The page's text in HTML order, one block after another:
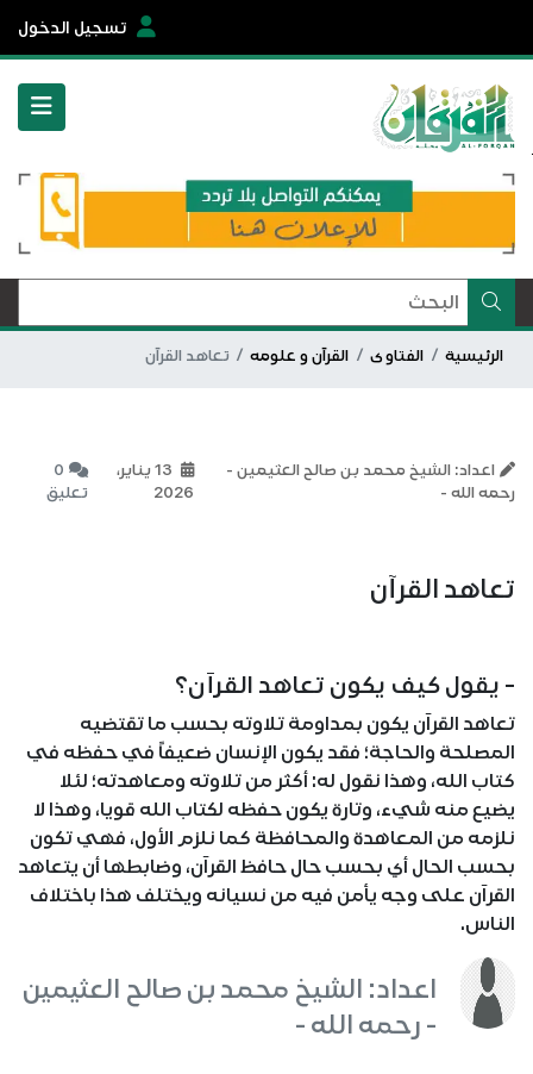
تسجيل الدخول
الرئيسية الفتاوى القرآن و علومه تعاهد القرآن
اعداد: الشيخ محمد بن صالح العثيمين -
رحمه الله -
13 يناير،
2026
0
تعليق
تعاهد القرآن
- يقول كيف يكون تعاهد القرآن؟
تعاهد القرآن يكون بمداومة تلاوته بحسب ما تقتضيه
المصلحة والحاجة؛ فقد يكون الإنسان ضعيفاً في حفظه في
كتاب الله، وهذا نقول له: أكثر من تلاوته ومعاهدته؛ لئلا
يضيع منه شيء، وتارة يكون حفظه لكتاب الله قويا، وهذا لا
نلزمه من المعاهدة والمحافظة كما نلزم الأول، فهي تكون
بحسب الحال أي بحسب حال حافظ القرآن، وضابطها أن يتعاهد
القرآن على وجه يأمن فيه من نسيانه ويختلف هذا باختلاف
الناس.
اعداد: الشيخ محمد بن صالح العثيمين
- رحمه الله -